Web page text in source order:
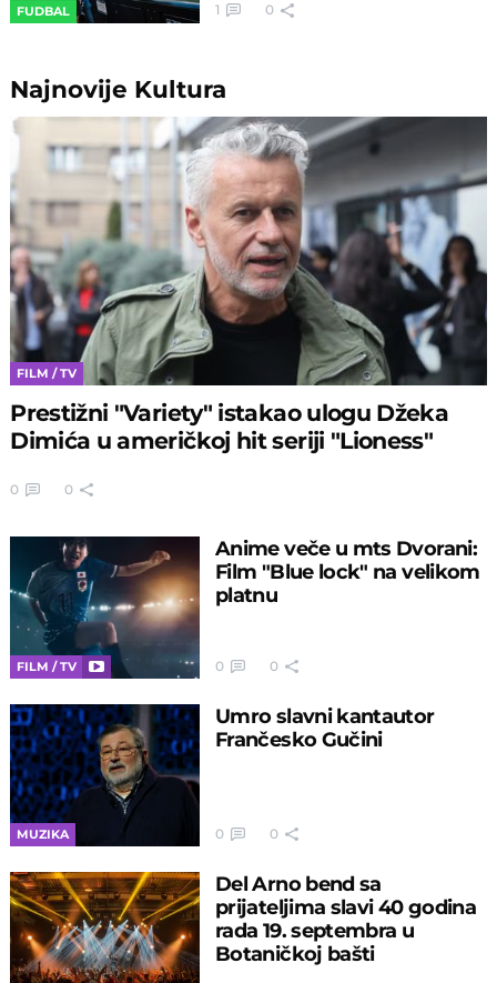
FUDBAL 1 0
Najnovije Kultura
FILM / TV
Prestižni "Variety" istakao ulogu Džeka
Dimića u američkoj hit seriji "Lioness"
0 0
FILM / TV
Anime veče u mts Dvorani:
Film "Blue lock" na velikom
platnu
0 0
MUZIKA
Umro slavni kantautor
Frančesko Gučini
0 0
Del Arno bend sa
prijateljima slavi 40 godina
rada 19. septembra u
Botaničkoj bašti